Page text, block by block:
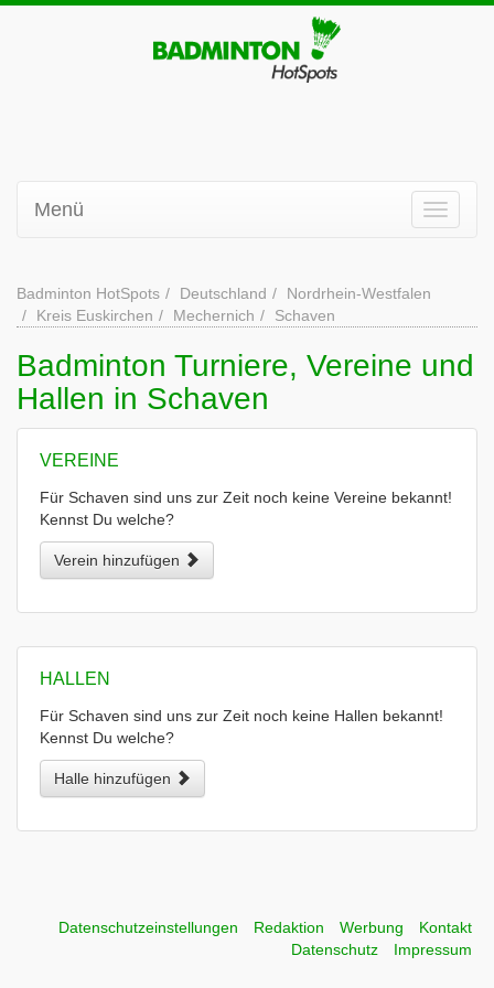
Menü
Badminton HotSpots Deutschland
Nordrhein-Westfalen
Kreis Euskirchen
Mechernich Schaven
Badminton Turniere, Vereine und
Hallen in Schaven
VEREINE
Für Schaven sind uns zur Zeit noch keine Vereine bekannt!
Kennst Du welche?
Verein hinzufügen
HALLEN
Für Schaven sind uns zur Zeit noch keine Hallen bekannt!
Kennst Du welche?
Halle hinzufügen
Datenschutzeinstellungen Redaktion Werbung
Kontakt
Datenschutz
Impressum